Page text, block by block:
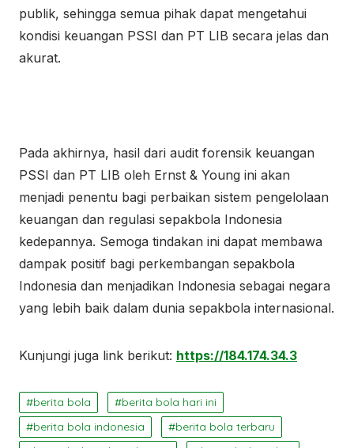
publik, sehingga semua pihak dapat mengetahui
kondisi keuangan PSSI dan PT LIB secara jelas dan
akurat.
Pada akhirnya, hasil dari audit forensik keuangan
PSSI dan PT LIB oleh Ernst & Young ini akan
menjadi penentu bagi perbaikan sistem pengelolaan
keuangan dan regulasi sepakbola Indonesia
kedepannya. Semoga tindakan ini dapat membawa
dampak positif bagi perkembangan sepakbola
Indonesia dan menjadikan Indonesia sebagai negara
yang lebih baik dalam dunia sepakbola internasional.
Kunjungi juga link berikut: https://184.174.34.3
berita bola
berita bola hari ini
berita bola indonesia
berita bola terbaru